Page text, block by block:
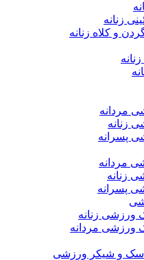
زنانه
و کلاه زنانه
مردانه
زنانه
پسرانه
مردانه
زنانه
پسرانه
زنانه
ورزشی مردانه
و شیکر ورزشی